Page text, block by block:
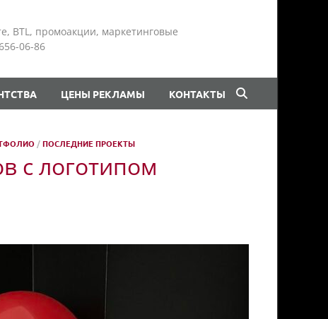
BTL, промоакции, маркетинговые
06-86
ЦЕНЫ РЕКЛАМЫ КОНТАКТЫ
/ПОСЛЕДНИЕ ПРОЕКТЫ
с логотипом